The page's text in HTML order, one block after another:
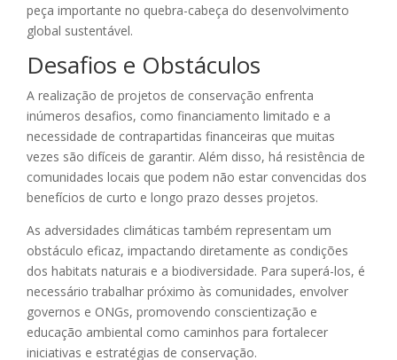
peça importante no quebra-cabeça do desenvolvimento
global sustentável.
Desafios e Obstáculos
A realização de projetos de conservação enfrenta
inúmeros desafios, como financiamento limitado e a
necessidade de contrapartidas financeiras que muitas
vezes são difíceis de garantir. Além disso, há resistência de
comunidades locais que podem não estar convencidas dos
benefícios de curto e longo prazo desses projetos.
As adversidades climáticas também representam um
obstáculo eficaz, impactando diretamente as condições
dos habitats naturais e a biodiversidade. Para superá-los, é
necessário trabalhar próximo às comunidades, envolver
governos e ONGs, promovendo conscientização e
educação ambiental como caminhos para fortalecer
iniciativas e estratégias de conservação.